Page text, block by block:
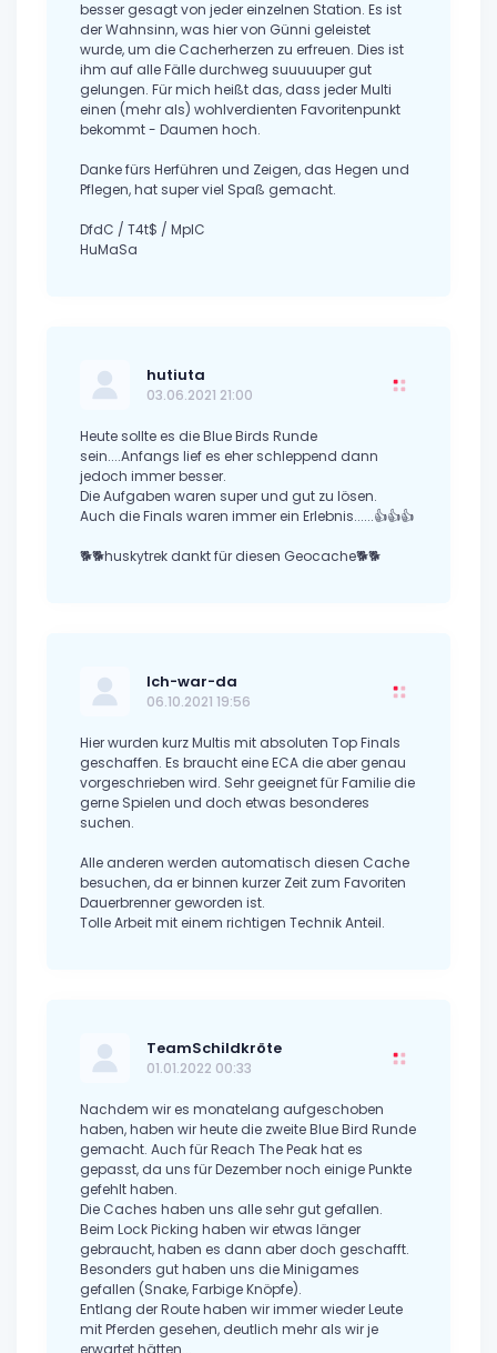
besser gesagt von jeder einzelnen Station. Es ist
der Wahnsinn, was hier von Günni geleistet
wurde, um die Cacherherzen zu erfreuen. Dies ist
ihm auf alle Fälle durchweg suuuuuper gut
gelungen. Für mich heißt das, dass jeder Multi
einen (mehr als) wohlverdienten Favoritenpunkt
bekommt - Daumen hoch.
Danke fürs Herführen und Zeigen, das Hegen und
Pflegen, hat super viel Spaß gemacht.
DfdC / T4t$ / MplC
HuMaSa
hutiuta
03.06.2021 21:00
Heute sollte es die Blue Birds Runde
sein....Anfangs lief es eher schleppend dann
jedoch immer besser.
Die Aufgaben waren super und gut zu lösen.
Auch die Finals waren immer ein Erlebnis......👍👍👍
🐕🐕huskytrek dankt für diesen Geocache🐕🐕
Ich-war-da
06.10.2021 19:56
Hier wurden kurz Multis mit absoluten Top Finals
geschaffen. Es braucht eine ECA die aber genau
vorgeschrieben wird. Sehr geeignet für Familie die
gerne Spielen und doch etwas besonderes
suchen.
Alle anderen werden automatisch diesen Cache
besuchen, da er binnen kurzer Zeit zum Favoriten
Dauerbrenner geworden ist.
Tolle Arbeit mit einem richtigen Technik Anteil.
TeamSchildkröte
01.01.2022 00:33
Nachdem wir es monatelang aufgeschoben
haben, haben wir heute die zweite Blue Bird Runde
gemacht. Auch für Reach The Peak hat es
gepasst, da uns für Dezember noch einige Punkte
gefehlt haben.
Die Caches haben uns alle sehr gut gefallen.
Beim Lock Picking haben wir etwas länger
gebraucht, haben es dann aber doch geschafft.
Besonders gut haben uns die Minigames
gefallen (Snake, Farbige Knöpfe).
Entlang der Route haben wir immer wieder Leute
mit Pferden gesehen, deutlich mehr als wir je